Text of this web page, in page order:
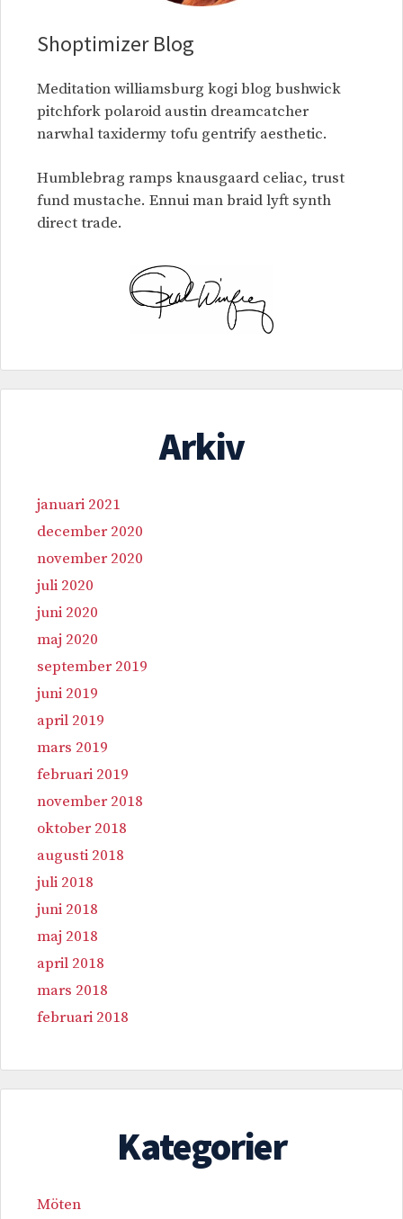
Shoptimizer Blog
Meditation williamsburg kogi blog bushwick
pitchfork polaroid austin dreamcatcher
narwhal taxidermy tofu gentrify aesthetic.
Humblebrag ramps knausgaard celiac, trust
fund mustache. Ennui man braid lyft synth
direct trade.
Arkiv
januari 2021
december 2020
november 2020
juli 2020
juni 2020
maj 2020
september 2019
juni 2019
april 2019
mars 2019
februari 2019
november 2018
oktober 2018
augusti 2018
juli 2018
juni 2018
maj 2018
april 2018
mars 2018
februari 2018
Kategorier
Möten